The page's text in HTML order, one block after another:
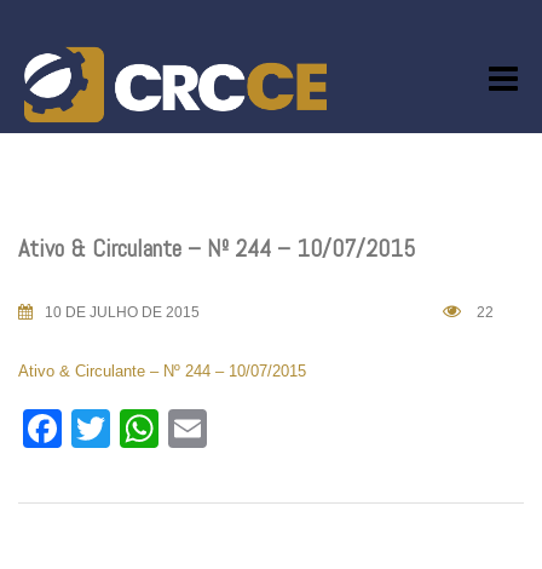
content
Ativo & Circulante – Nº 244 – 10/07/2015
10 DE JULHO DE 2015 22
Ativo & Circulante – Nº 244 – 10/07/2015
Facebook
TwitterWhatsApp